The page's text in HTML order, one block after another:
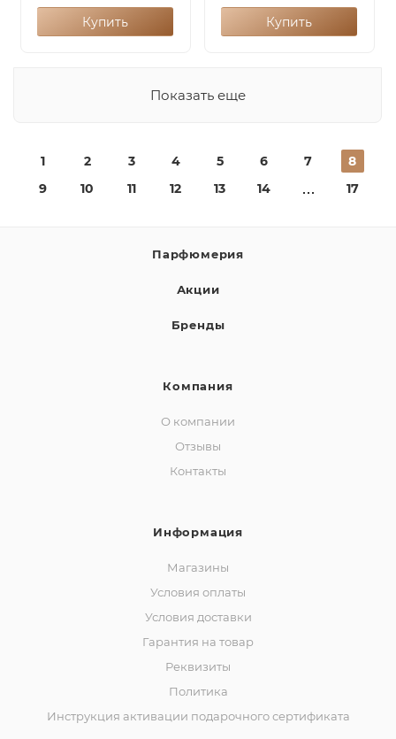
Купить Купить
Показать еще
1 2 3 4 5 6 7
8
9
10 11 12 13 14 17
Парфюмерия
Акции
Бренды
Компания
О компании
Отзывы
Контакты
Информация
Магазины
Условия оплаты
Условия доставки
Гарантия на товар
Реквизиты
Политика
Инструкция активации подарочного сертификата